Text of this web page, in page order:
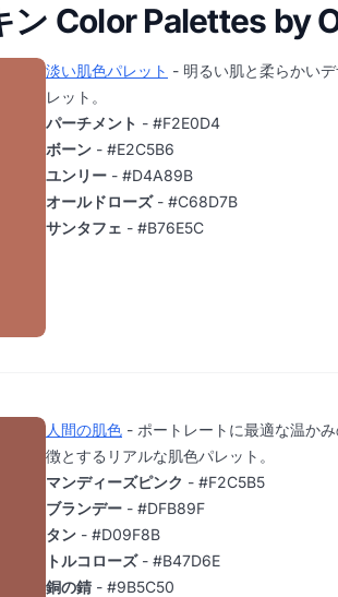
ン Color Palettes by
淡い肌色パレット - 明るい肌と柔らかい
レット。
パーチメント - #F2E0D4
ボーン - #E2C5B6
ユンリー - #D4A89B
オールドローズ- #C68D7B
サンタフェ - #B76E5C
人間の肌色 - ポートレートに最適な温か
徴とするリアルな肌色パレット。
マンディーズピンク - #F2C5B5
ブランデー - #DFB89F
タン - #D09F8B
トルコローズ- #B47D6E
銅の錆 - #9B5C50